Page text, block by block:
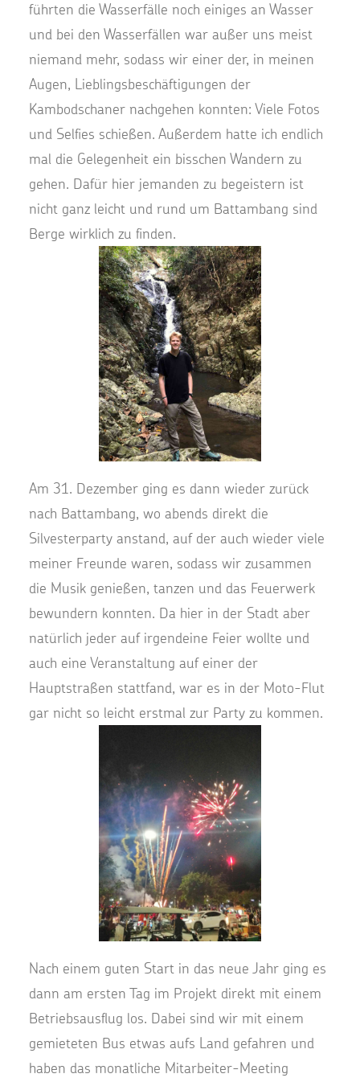
führten die Wasserfälle noch einiges an Wasser
und bei den Wasserfällen war außer uns meist
niemand mehr, sodass wir einer der, in meinen
Augen, Lieblingsbeschäftigungen der
Kambodschaner nachgehen konnten: Viele Fotos
und Selfies schießen. Außerdem hatte ich endlich
mal die Gelegenheit ein bisschen Wandern zu
gehen. Dafür hier jemanden zu begeistern ist
nicht ganz leicht und rund um Battambang sind
Berge wirklich zu finden.
Am 31. Dezember ging es dann wieder zurück
nach Battambang, wo abends direkt die
Silvesterparty anstand, auf der auch wieder viele
meiner Freunde waren, sodass wir zusammen
die Musik genießen, tanzen und das Feuerwerk
bewundern konnten. Da hier in der Stadt aber
natürlich jeder auf irgendeine Feier wollte und
auch eine Veranstaltung auf einer der
Hauptstraßen stattfand, war es in der Moto-Flut
gar nicht so leicht erstmal zur Party zu kommen.
Nach einem guten Start in das neue Jahr ging es
dann am ersten Tag im Projekt direkt mit einem
Betriebsausflug los. Dabei sind wir mit einem
gemieteten Bus etwas aufs Land gefahren und
haben das monatliche Mitarbeiter-Meeting